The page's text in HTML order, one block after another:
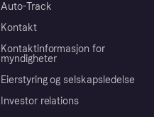
Auto-Track
Kontakt
Kontaktinformasjon for
myndigheter
Eierstyring og selskapsledelse
Investor relations